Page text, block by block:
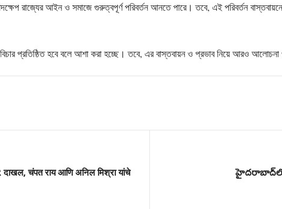
পদক্ষেপ রাজ্যের আইন ও সমাজে গুরুত্বপূর্ণ পরিবর্তন আনতে পারে। তবে, এই পরিবর্তন
প্রতিষ্ঠিত হবে বলে আশা করা হচ্ছে। তবে, এর বাস্তবায়ন ও প্রভাব নিয়ে আরও
दाखल, चंपत राय आणि अनिल मिश्रा यांचे
హైదరాబాద్‌లో